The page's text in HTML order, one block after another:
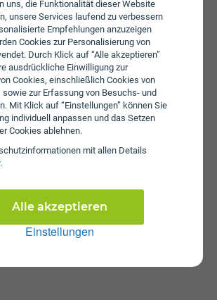
uns, die Funktionalität dieser Website
unsere Services laufend zu verbessern
Empfehlungen anzuzeigen
Cookies zur Personalisierung von
Durch Klick auf “Alle akzeptieren”
ausdrückliche Einwilligung zur
Cookies, einschließlich Cookies von
sowie zur Erfassung von Besuchs- und
Mit Klick auf “Einstellungen” können Sie
individuell anpassen und das Setzen
Cookies ablehnen.
mit allen Details
.
Einstellungen
Alle akzeptieren
Startpaket
zum Tarif National L für 12 Monate ist
über die Webseite von Lycamobile
hinzugebucht werden.